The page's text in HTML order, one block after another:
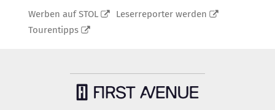
Werben auf STOL
Leserreporter werden
Tourentipps